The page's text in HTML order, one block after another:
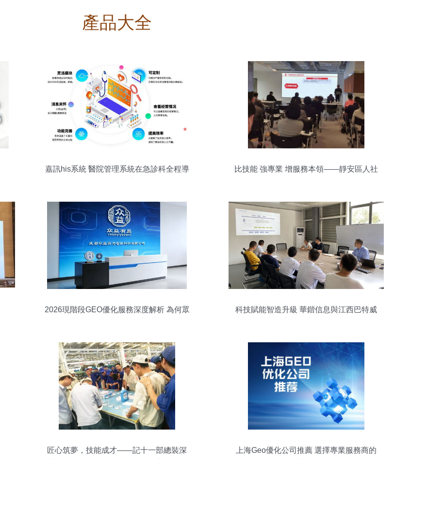
產品大全
嘉訊his系統 醫院管理系統在急診科全程導
比技能 強專業 增服務本領——靜安區人社
2026現階段GEO優化服務深度解析 為何眾
科技賦能智造升級 華鍇信息與江西巴特威
匠心筑夢，技能成才——記十一部總裝深
上海Geo優化公司推薦 選擇專業服務商的